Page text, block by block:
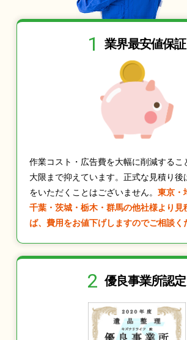
1 業界最安値保証
作業コスト・広告費を大幅に削減するこ
大限まで抑えています。正式な見積り後
をいただくことはございません。 東京・
千葉・茨城・栃木・群馬の他社様より見
ば、費用をお値下げしますのでご相談く
2 優良事業所認定